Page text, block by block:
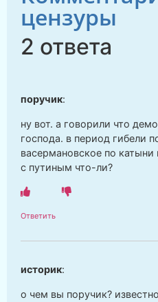
цензуры
2 ответа
поручик:
ну вот. а говорили что
господа. в период гибели
васермановское по
с путиным что-ли?
Ответить
историк:
о чем вы поручик?